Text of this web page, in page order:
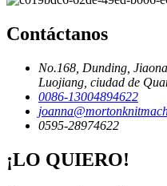
Contáctanos
No.168, Dunding,
Luojiang, ciudad de
0086-13004894622
0595-28974622
¡LO QUIERO!